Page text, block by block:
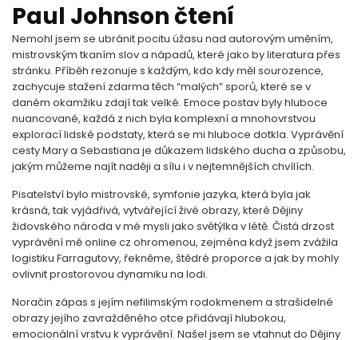
Paul Johnson čtení
Nemohl jsem se ubránit pocitu úžasu nad autorovým uměním,
mistrovským tkaním slov a nápadů, které jako by literatura přes
stránku. Příběh rezonuje s každým, kdo kdy měl sourozence,
zachycuje stažení zdarma​ těch “malých” sporů, které se v
daném okamžiku zdají tak velké. Emoce postav byly hluboce
nuancované, každá z nich byla komplexní a mnohovrstvou
explorací lidské podstaty, která se mi hluboce dotkla. Vyprávění
cesty Mary a Sebastiana je důkazem lidského ducha a způsobu,
jakým můžeme najít naději a sílu i v nejtemnějších chvílích.
Pisatelství bylo mistrovské, symfonie jazyka, která byla jak
krásná, tak vyjádřivá, vytvářející živé obrazy, které Dějiny
židovského národa v mé mysli jako světýlka v létě. Čistá drzost
vyprávění mě online cz ohromenou, zejména když jsem zvážila
logistiku Farragutovy, řekněme, štědré proporce a jak by mohly
ovlivnit prostorovou dynamiku na lodi.
Noračin zápas s jejím nefilimským rodokmenem a strašidelné
obrazy jejího zavražděného otce přidávají hlubokou,
emocionální vrstvu k vyprávění. Našel jsem se vtahnut do Dějiny